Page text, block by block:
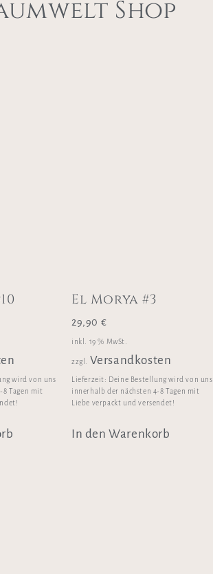
Shop
wird von uns
8 Tagen mit
El Morya #3
29,90 €
inkl. 19 % MwSt.
zzgl. Versandkosten
Lieferzeit: Deine Bestellung wird von uns
innerhalb der nächsten 4-8 Tagen mit
Liebe verpackt und versendet!
In den Warenkorb